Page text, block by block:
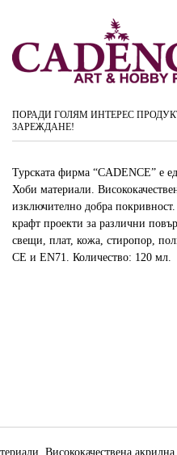
ПОРАДИ ГОЛЯМ ИНТЕРЕС
ЗАРЕЖДАНЕ!
Турската фирма “CADENCE” е
Хоби материали.
изключително добра
крафт проекти за различни
свещи, плат, кожа, стиропор,
CE и EN71. Количество: 120 мл.
Висококачествена